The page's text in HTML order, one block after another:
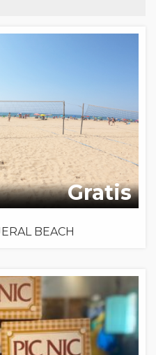
Gratis
BEACH